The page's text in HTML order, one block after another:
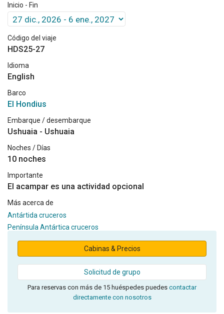
Inicio - Fin
Código del viaje
HDS25-27
Idioma
English
Barco
El Hondius
Embarque / desembarque
Ushuaia - Ushuaia
Noches / Días
10 noches
Importante
El acampar es una actividad opcional
Más acerca de
Antártida cruceros
Península Antártica cruceros
Cabinas & Precios
Solicitud de grupo
Para reservas con más de 15 huéspedes puedes contactar
directamente con nosotros